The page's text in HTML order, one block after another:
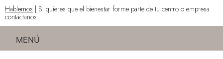
Hablemos | Si quieres que el bienestar forme parte de tu centro o empresa
contáctanos.
MENÚ